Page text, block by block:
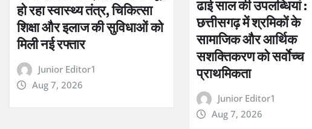
हो रहा स्वास्थ्य तंत्र, चिकित्सा
शिक्षा और इलाज की सुविधाओं को
मिली नई रफ्तार
Junior Editor1
Aug 7, 2026
ढाई साल की उपलब्धियां :
छत्तीसगढ़ में श्रमिकों के
सामाजिक और आर्थिक
सशक्तिकरण को सर्वाेच्च
प्राथमिकता
Junior Editor1
Aug 7, 2026